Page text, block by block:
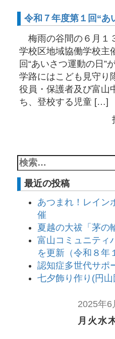
令和７年度第１回“あ
梅雨の谷間の６月１
学校区地域協働学校主
回“あいさつ運動の日
学路にはこども見守り
役員・保護者及び富山
ち、登校する児童 […]
最近の投稿
あつまれ！レイン
催
夏越の大祓「茅の
富山コミュニティ
を更新（令和８年
認知症多世代サポ
七夕飾り作り(円
2025年6
月 火 水